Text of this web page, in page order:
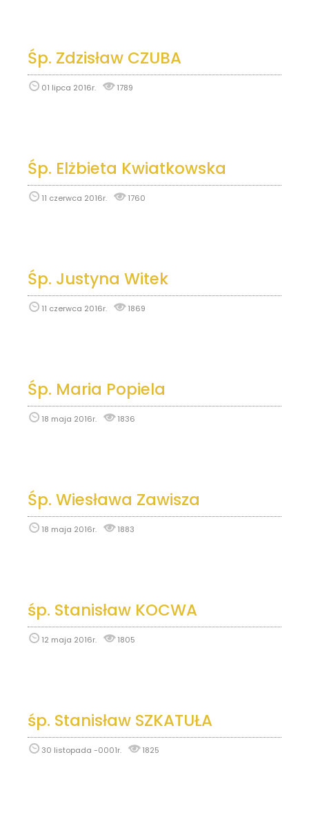
Śp. Zdzisław CZUBA
01 lipca 2016r. 1789
Śp. Elżbieta Kwiatkowska
11 czerwca 2016r. 1760
Śp. Justyna Witek
11 czerwca 2016r. 1869
Śp. Maria Popiela
18 maja 2016r. 1836
Śp. Wiesława Zawisza
18 maja 2016r. 1883
śp. Stanisław KOCWA
12 maja 2016r. 1805
śp. Stanisław SZKATUŁA
30 listopada -0001r. 1825